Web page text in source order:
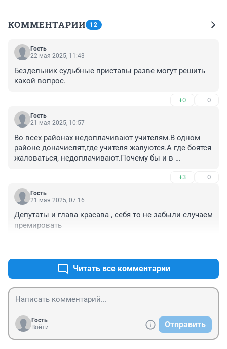
КОММЕНТАРИИ 12
Гость
22 мая 2025, 11:43
Бездельник судьбные приставы разве могут решить
какой вопрос.
+0 –0
Гость
21 мая 2025, 10:57
Во всех районах недоплачивают учителям.В одном
районе доначислят,где учителя жалуются.А где боятся
жаловаться, недоплачивают.Почему бы и в
+3 –0
Гость
21 мая 2025, 07:16
Депутаты и глава красава , себя то не забыли случаем
премировать
Читать все комментарии
Гость
Войти
Отправить